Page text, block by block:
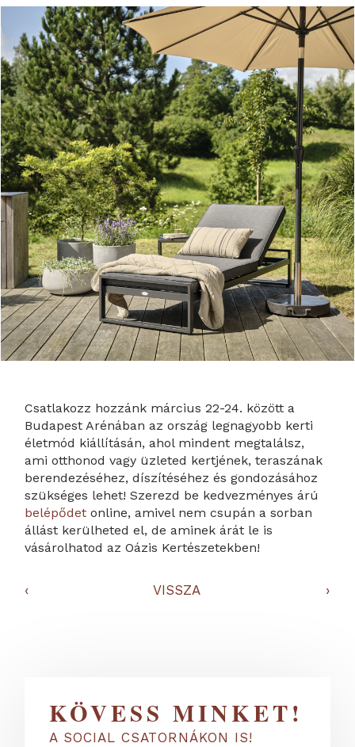
Csatlakozz hozzánk március 22-24. között a
Budapest Arénában az ország legnagyobb kerti
életmód kiállításán, ahol mindent megtalálsz,
ami otthonod vagy üzleted kertjének, teraszának
berendezéséhez, díszítéséhez és gondozásához
szükséges lehet! Szerezd be kedvezményes árú
belépődet online, amivel nem csupán a sorban
állást kerülheted el, de aminek árát le is
vásárolhatod az Oázis Kertészetekben!
‹ VISSZA ›
KÖVESS MINKET!
A SOCIAL CSATORNÁKON IS!